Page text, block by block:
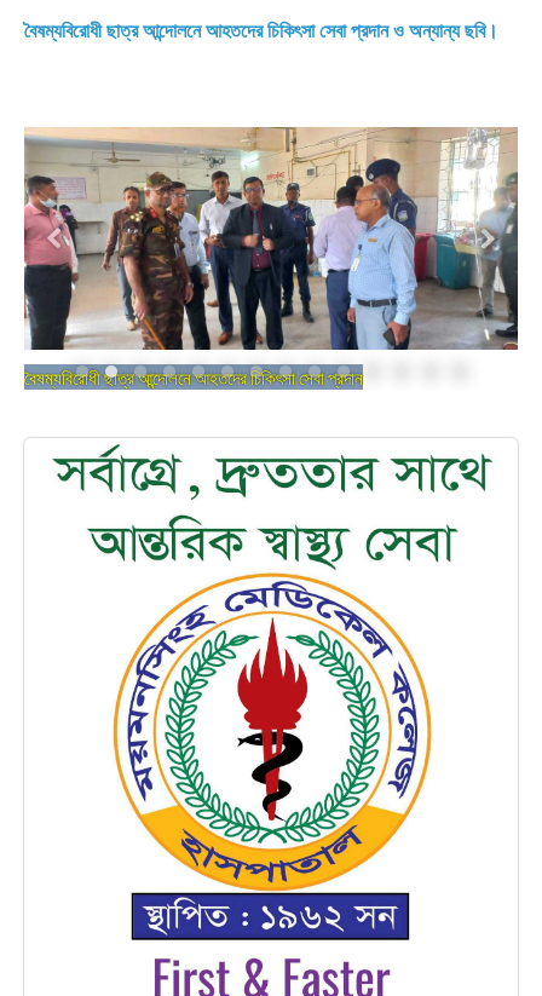
বৈষম্যবিরোধী ছাত্র আন্দোলনে আহতদের চিকিৎসা সেবা প্রদান ও অন্যান্য ছবি।
বৈষম্যবিরোধী ছাত্র আন্দোলনে আহতদের চিকিৎসা সেবা প্রদান